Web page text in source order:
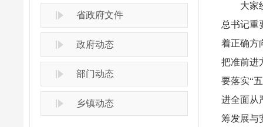
省政府文件
政府动态
部门动态
乡镇动态
大家
总书记重
着正确方
把准前进
要落实“
进全面从
筹发展与